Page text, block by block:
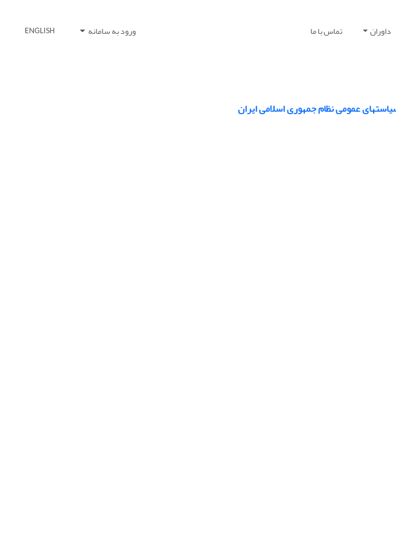
داوران تماس با ما ورود به سامانه ENGLISH
عمومی نظام جمهوری اسلامی ایران